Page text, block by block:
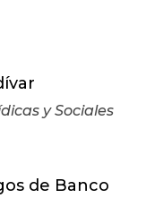
y Sociales
de Banco